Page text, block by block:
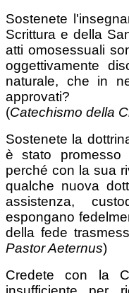
Sostenete
Scrittura e della
atti omosessuali
oggettivamente
naturale, che in
approvati?
(Catechismo della
Sostenete la
è stato
perché con la sua
qualche nuova
assistenza,
espongano
della fede
Pastor Aeternus)
Credete con la